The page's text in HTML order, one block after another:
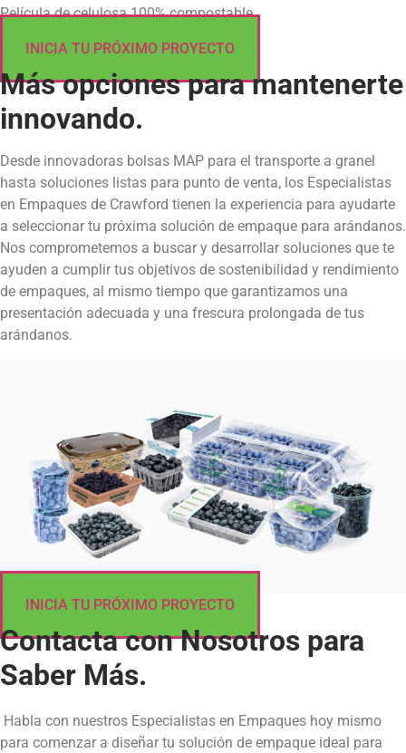
Película de celulosa 100% compostable.
INICIA TU PRÓXIMO PROYECTO
Más opciones para mantenerte
innovando.
Desde innovadoras bolsas MAP para el transporte a granel
hasta soluciones listas para punto de venta, los Especialistas
en Empaques de Crawford tienen la experiencia para ayudarte
a seleccionar tu próxima solución de empaque para arándanos.
Nos comprometemos a buscar y desarrollar soluciones que te
ayuden a cumplir tus objetivos de sostenibilidad y rendimiento
de empaques, al mismo tiempo que garantizamos una
presentación adecuada y una frescura prolongada de tus
arándanos.
INICIA TU PRÓXIMO PROYECTO
Contacta con Nosotros para
Saber Más.
Habla con nuestros Especialistas en Empaques hoy mismo
para comenzar a diseñar tu solución de empaque ideal para